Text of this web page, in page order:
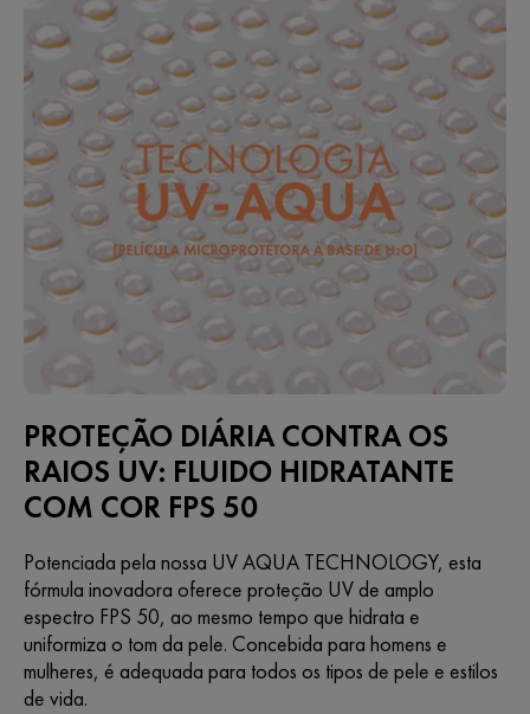
PROTEÇÃO DIÁRIA CONTRA OS
RAIOS UV: FLUIDO HIDRATANTE
COM COR FPS 50
Potenciada pela nossa UV AQUA TECHNOLOGY, esta
fórmula inovadora oferece proteção UV de amplo
espectro FPS 50, ao mesmo tempo que hidrata e
uniformiza o tom da pele. Concebida para homens e
mulheres, é adequada para todos os tipos de pele e estilos
de vida.